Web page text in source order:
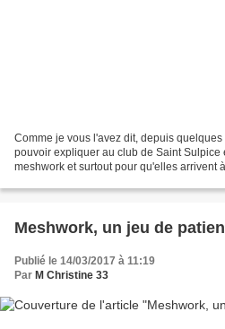
Comme je vous l'avez dit, depuis
pouvoir expliquer au club de Saint Sulpice
meshwork et surtout pour qu'elles arrivent
Meshwork, un jeu de
Publié le 14/03/2017 à 11:19
Par M Christine 33